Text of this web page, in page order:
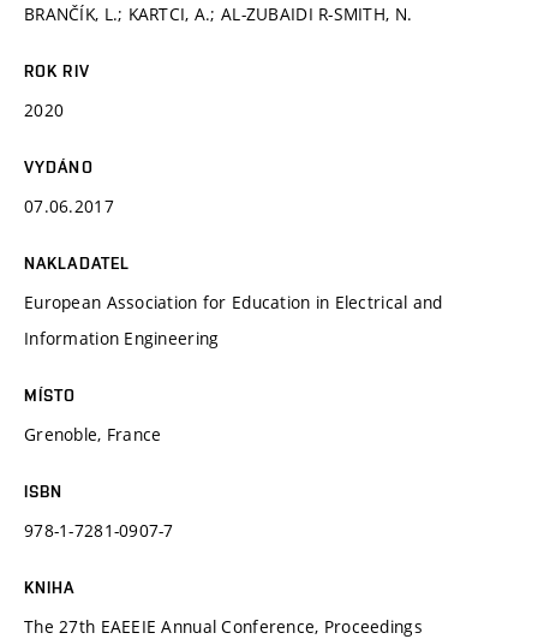
BRANČÍK, L.; KARTCI, A.; AL-ZUBAIDI R-SMITH, N.
ROK RIV
2020
VYDÁNO
07.06.2017
NAKLADATEL
European Association for Education in Electrical and
Information Engineering
MÍSTO
Grenoble, France
ISBN
978-1-7281-0907-7
KNIHA
The 27th EAEEIE Annual Conference, Proceedings